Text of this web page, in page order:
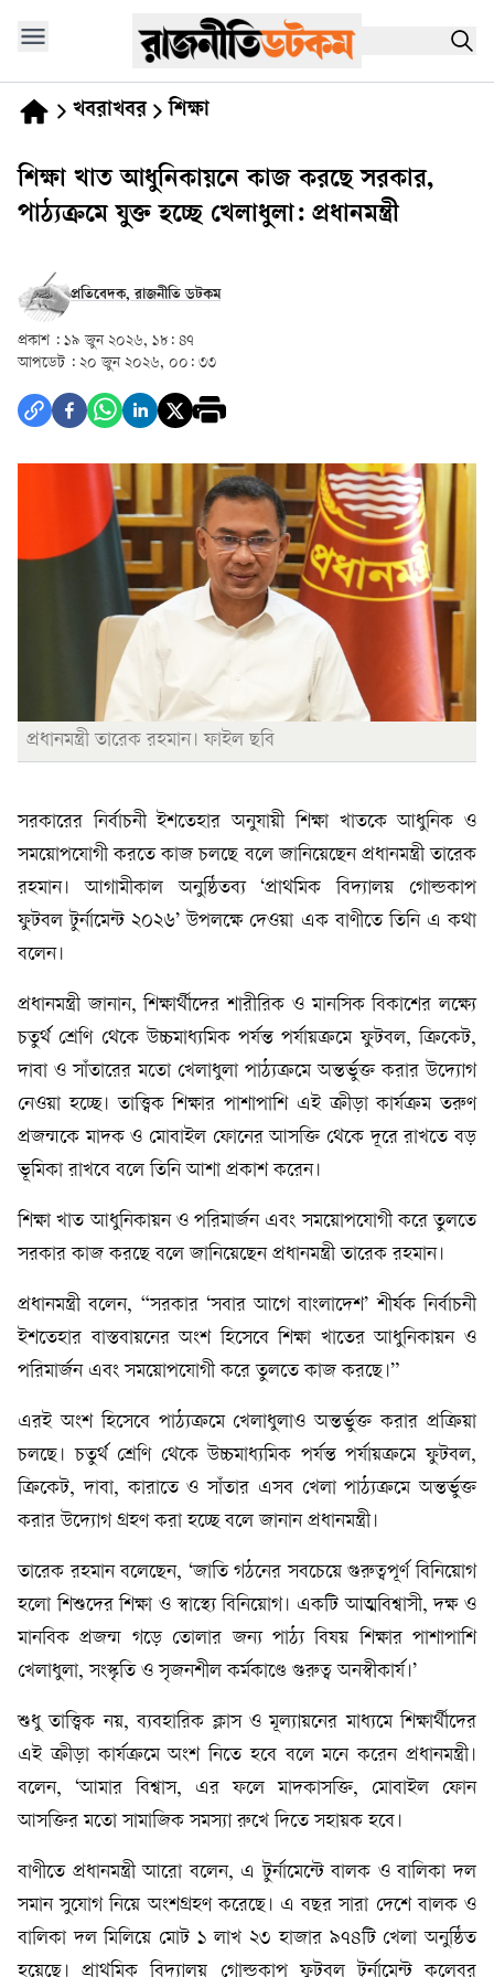
খবরাখবর শিক্ষা
শিক্ষা খাত আধুনিকায়নে কাজ করছে সরকার,
পাঠ্যক্রমে যুক্ত হচ্ছে খেলাধুলা: প্রধানমন্ত্রী
প্রতিবেদক, রাজনীতি ডটকম
প্রকাশ : ১৯ জুন ২০২৬, ১৮: ৪৭
আপডেট : ২০ জুন ২০২৬, ০০: ৩৩
প্রধানমন্ত্রী তারেক রহমান। ফাইল ছবি
সরকারের নির্বাচনী ইশতেহার অনুযায়ী শিক্ষা খাতকে আধুনিক ও
সময়োপযোগী করতে কাজ চলছে বলে জানিয়েছেন প্রধানমন্ত্রী তারেক
রহমান। আগামীকাল অনুষ্ঠিতব্য ‘প্রাথমিক বিদ্যালয় গোল্ডকাপ
ফুটবল টুর্নামেন্ট ২০২৬’ উপলক্ষে দেওয়া এক বাণীতে তিনি এ কথা
বলেন।
প্রধানমন্ত্রী জানান, শিক্ষার্থীদের শারীরিক ও মানসিক বিকাশের লক্ষ্যে
চতুর্থ শ্রেণি থেকে উচ্চমাধ্যমিক পর্যন্ত পর্যায়ক্রমে ফুটবল, ক্রিকেট,
দাবা ও সাঁতারের মতো খেলাধুলা পাঠ্যক্রমে অন্তর্ভুক্ত করার উদ্যোগ
নেওয়া হচ্ছে। তাত্ত্বিক শিক্ষার পাশাপাশি এই ক্রীড়া কার্যক্রম তরুণ
প্রজন্মকে মাদক ও মোবাইল ফোনের আসক্তি থেকে দূরে রাখতে বড়
ভূমিকা রাখবে বলে তিনি আশা প্রকাশ করেন।
শিক্ষা খাত আধুনিকায়ন ও পরিমার্জন এবং সময়োপযোগী করে তুলতে
সরকার কাজ করছে বলে জানিয়েছেন প্রধানমন্ত্রী তারেক রহমান।
প্রধানমন্ত্রী বলেন, “সরকার ‘সবার আগে বাংলাদেশ’ শীর্ষক নির্বাচনী
ইশতেহার বাস্তবায়নের অংশ হিসেবে শিক্ষা খাতের আধুনিকায়ন ও
পরিমার্জন এবং সময়োপযোগী করে তুলতে কাজ করছে।”
এরই অংশ হিসেবে পাঠ্যক্রমে খেলাধুলাও অন্তর্ভুক্ত করার প্রক্রিয়া
চলছে। চতুর্থ শ্রেণি থেকে উচ্চমাধ্যমিক পর্যন্ত পর্যায়ক্রমে ফুটবল,
ক্রিকেট, দাবা, কারাতে ও সাঁতার এসব খেলা পাঠ্যক্রমে অন্তর্ভুক্ত
করার উদ্যোগ গ্রহণ করা হচ্ছে বলে জানান প্রধানমন্ত্রী।
তারেক রহমান বলেছেন, ‘জাতি গঠনের সবচেয়ে গুরুত্বপূর্ণ বিনিয়োগ
হলো শিশুদের শিক্ষা ও স্বাস্থ্যে বিনিয়োগ। একটি আত্মবিশ্বাসী, দক্ষ ও
মানবিক প্রজন্ম গড়ে তোলার জন্য পাঠ্য বিষয় শিক্ষার পাশাপাশি
খেলাধুলা, সংস্কৃতি ও সৃজনশীল কর্মকাণ্ডে গুরুত্ব অনস্বীকার্য।’
শুধু তাত্ত্বিক নয়, ব্যবহারিক ক্লাস ও মূল্যায়নের মাধ্যমে শিক্ষার্থীদের
এই ক্রীড়া কার্যক্রমে অংশ নিতে হবে বলে মনে করেন প্রধানমন্ত্রী।
বলেন, ‘আমার বিশ্বাস, এর ফলে মাদকাসক্তি, মোবাইল ফোন
আসক্তির মতো সামাজিক সমস্যা রুখে দিতে সহায়ক হবে।
বাণীতে প্রধানমন্ত্রী আরো বলেন, এ টুর্নামেন্টে বালক ও বালিকা দল
সমান সুযোগ নিয়ে অংশগ্রহণ করেছে। এ বছর সারা দেশে বালক ও
বালিকা দল মিলিয়ে মোট ১ লাখ ২৩ হাজার ৯৭৪টি খেলা অনুষ্ঠিত
হয়েছে। প্রাথমিক বিদ্যালয় গোল্ডকাপ ফুটবল টুর্নামেন্ট কলেবর